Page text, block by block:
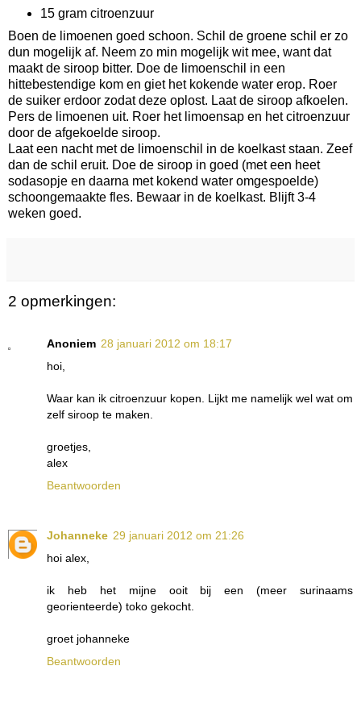
15 gram citroenzuur
Boen de limoenen goed schoon. Schil de groene schil er zo
dun mogelijk af. Neem zo min mogelijk wit mee, want dat
maakt de siroop bitter. Doe de limoenschil in een
hittebestendige kom en giet het kokende water erop. Roer
de suiker erdoor zodat deze oplost. Laat de siroop afkoelen.
Pers de limoenen uit. Roer het limoensap en het citroenzuur
door de afgekoelde siroop.
Laat een nacht met de limoenschil in de koelkast staan. Zeef
dan de schil eruit. Doe de siroop in goed (met een heet
sodasopje en daarna met kokend water omgespoelde)
schoongemaakte fles. Bewaar in de koelkast. Blijft 3-4
weken goed.
2 opmerkingen:
Anoniem 28 januari 2012 om 18:17
hoi,
Waar kan ik citroenzuur kopen. Lijkt me namelijk wel wat om
zelf siroop te maken.
groetjes,
alex
Beantwoorden
Johanneke 29 januari 2012 om 21:26
hoi alex,
ik heb het mijne ooit bij een (meer surinaams
georienteerde) toko gekocht.
groet johanneke
Beantwoorden